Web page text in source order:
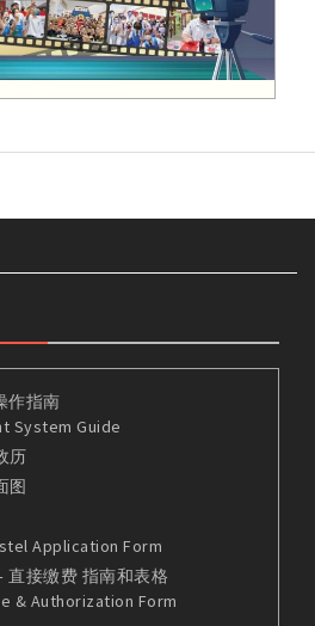
作指南
System Guide
历
图
Application Form
直接缴费 指南和表格
& Authorization Form